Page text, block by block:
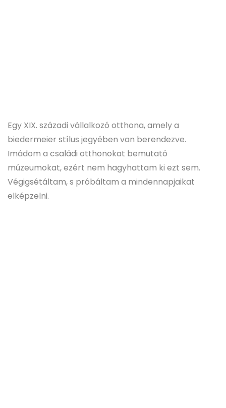
Egy XIX. századi vállalkozó otthona, amely a
biedermeier stílus jegyében van berendezve.
Imádom a családi otthonokat bemutató
múzeumokat, ezért nem hagyhattam ki ezt sem.
Végigsétáltam, s próbáltam a mindennapjaikat
elképzelni.